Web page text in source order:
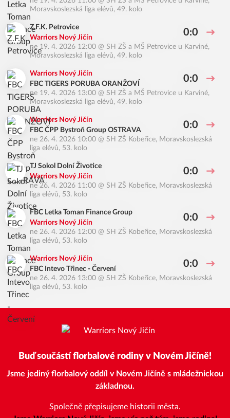
Moravskoslezská liga elévů, 49. kolo
Z.F.K. Petrovice
Warriors Nový Jičín
0:0
ne 19. 4. 2026 12:00 @ SH ZŠ a MŠ Petrovice u Karviné,
Moravskoslezská liga elévů, 49. kolo
Warriors Nový Jičín
FBC TIGERS PORUBA ORANŽOVÍ
0:0
ne 19. 4. 2026 13:00 @ SH ZŠ a MŠ Petrovice u Karviné,
Moravskoslezská liga elévů, 49. kolo
Warriors Nový Jičín
FBC ČPP Bystroň Group OSTRAVA
0:0
ne 26. 4. 2026 10:00 @ SH ZŠ Kobeřice, Moravskoslezská
liga elévů, 53. kolo
TJ Sokol Dolní Životice
Warriors Nový Jičín
0:0
ne 26. 4. 2026 11:00 @ SH ZŠ Kobeřice, Moravskoslezská
liga elévů, 53. kolo
FBC Letka Toman Finance Group
Warriors Nový Jičín
0:0
ne 26. 4. 2026 12:00 @ SH ZŠ Kobeřice, Moravskoslezská
liga elévů, 53. kolo
Warriors Nový Jičín
FBC Intevo Třinec - Červení
0:0
ne 26. 4. 2026 13:00 @ SH ZŠ Kobeřice, Moravskoslezská
liga elévů, 53. kolo
Buď součástí florbalové rodiny v Novém Jičíně!
Jsme jediný florbalový oddíl v Novém Jičíně s mládežnickou
základnou.
Společně přepisujeme historii města.